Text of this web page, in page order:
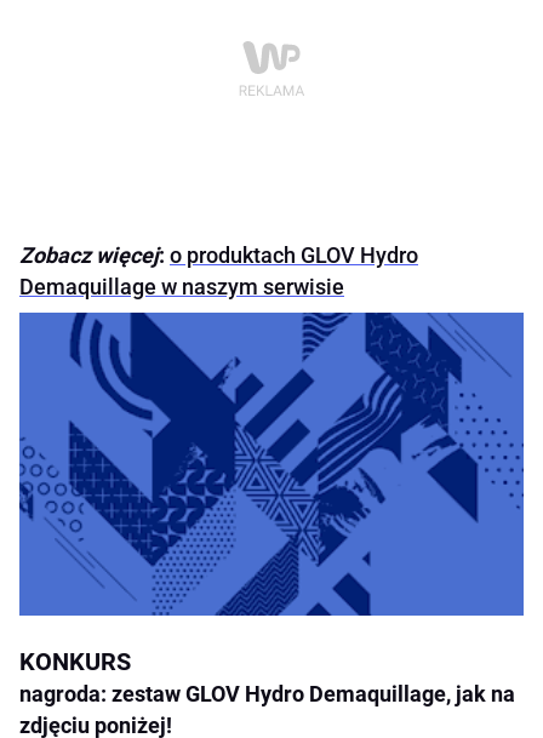
Zobacz więcej: o produktach GLOV Hydro
Demaquillage w naszym serwisie
KONKURS
nagroda: zestaw GLOV Hydro Demaquillage, jak na
zdjęciu poniżej!